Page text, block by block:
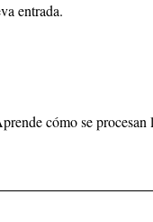
entrada.
cómo se procesan